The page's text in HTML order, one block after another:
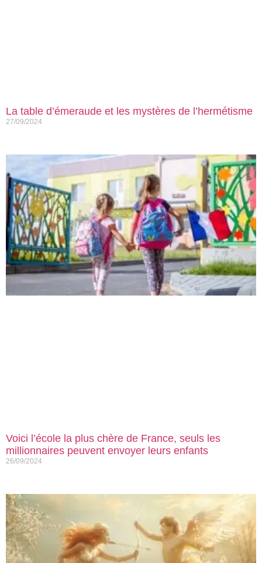
La table d’émeraude et les mystères de l’hermétisme
27/09/2024
Voici l’école la plus chère de France, seuls les
millionnaires peuvent envoyer leurs enfants
26/09/2024